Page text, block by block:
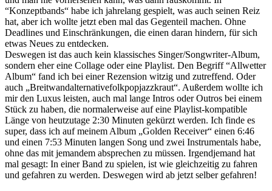
“Konzeptbands“ habe ich jahrelang gespielt, was auch seinen Reiz
hat, aber ich wollte jetzt eben mal das Gegenteil machen. Ohne
Deadlines und Einschränkungen, die einen daran hindern, für sich
etwas Neues zu entdecken.
Deswegen ist das auch kein klassisches Singer/Songwriter-Album,
sondern eher eine Collage oder eine Playlist. Den Begriff “Allwetter
Album“ fand ich bei einer Rezension witzig und zutreffend. Oder
auch „Breitwandalternativefolkpopjazzkraut“. Außerdem wollte ich
mir den Luxus leisten, auch mal lange Intros oder Outros bei einem
Stück zu haben, die normalerweise auf eine Playlist-kompatible
Länge von heutzutage 2:30 Minuten gekürzt werden. Ich finde es
super, dass ich auf meinem Album „Golden Receiver“ einen 6:46
und einen 7:53 Minuten langen Song und zwei Instrumentals habe,
ohne das mit jemandem absprechen zu müssen. Irgendjemand hat
mal gesagt: In einer Band zu spielen, ist wie gleichzeitig zu fahren
und gefahren zu werden. Deswegen wird ab jetzt selber gefahren!